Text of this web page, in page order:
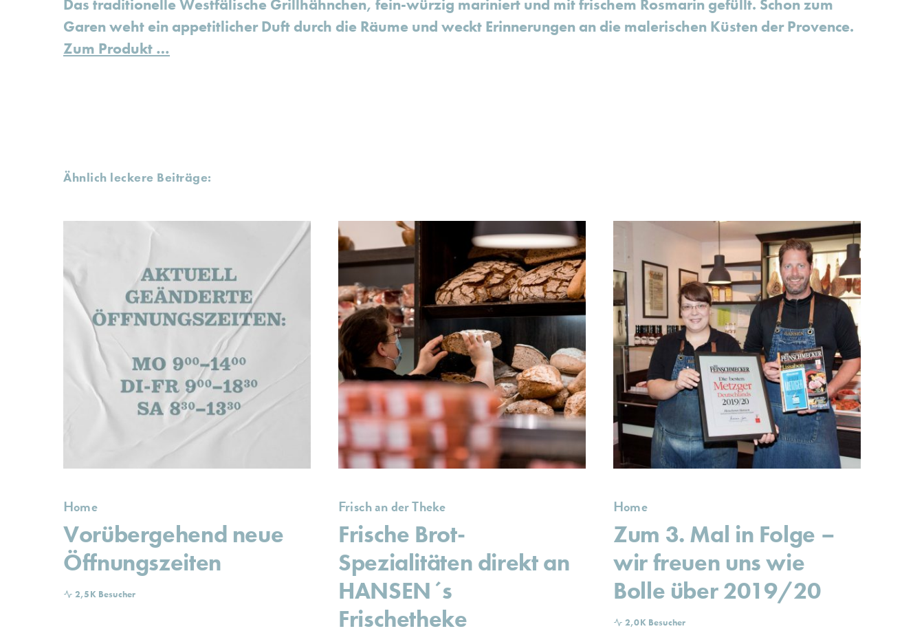
Das traditionelle Westfälische Grillhähnchen, fein-würzig mariniert und mit frischem Rosmarin gefüllt. Schon zum
Garen weht ein appetitlicher Duft durch die Räume und weckt Erinnerungen an die malerischen Küsten der Provence.
Zum Produkt …
Ähnlich leckere Beiträge:
Home
Vorübergehend neue
Öffnungszeiten
2,5K Besucher
Frisch an der Theke
Frische Brot-
Spezialitäten direkt an
HANSEN´s
Frischetheke
Home
Zum 3. Mal in Folge –
wir freuen uns wie
Bolle über 2019/20
2,0K Besucher